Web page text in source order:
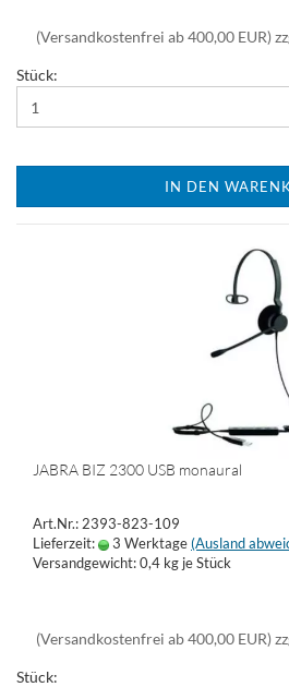
(Versandkostenfrei ab 400,00 EUR)
Stück:
IN DEN
JABRA BIZ 2300 USB monaural
Art.Nr.: 2393-823-109
Lieferzeit:
3 Werktage(Ausland
Versandgewicht:0,4 kg je Stück
(Versandkostenfrei ab 400,00 EUR)
Stück: